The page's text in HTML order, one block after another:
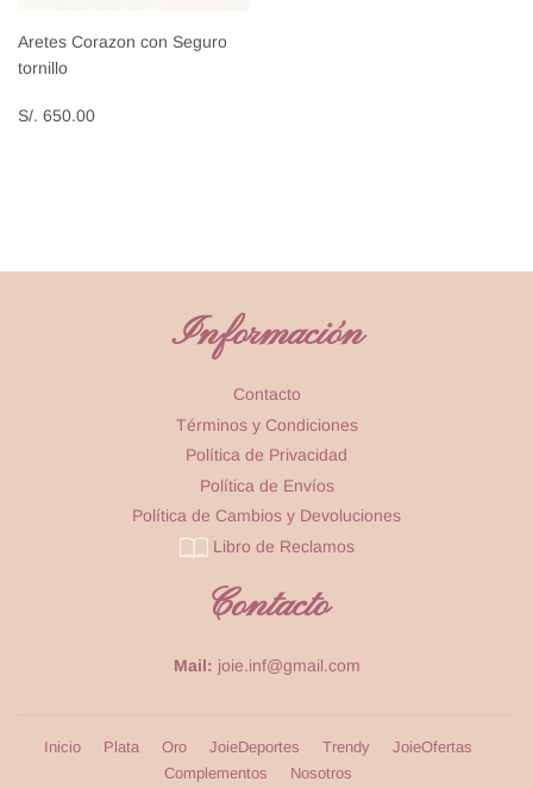
Aretes Corazon con Seguro
tornillo
Precio
habitual
S/. 650.00
Información
Contacto
Términos y Condiciones
Política de Privacidad
Política de Envíos
Política de Cambios y Devoluciones
Libro de Reclamos
Contacto
Mail: joie.inf@gmail.com
Inicio Plata Oro JoieDeportes Trendy
JoieOfertas
Complementos
Nosotros